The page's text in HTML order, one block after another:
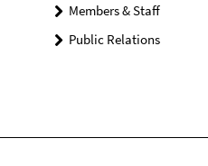
Members & Staff
Public Relations